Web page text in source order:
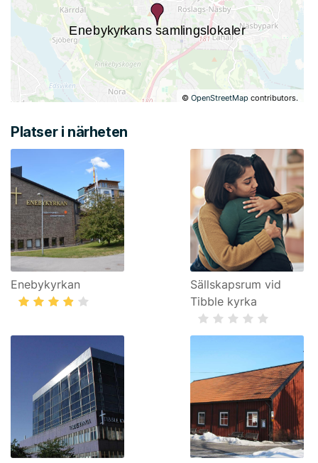
©OpenStreetMap contributors.
Platser i närheten
Enebykyrkan
Sällskapsrum vid
Tibble kyrka